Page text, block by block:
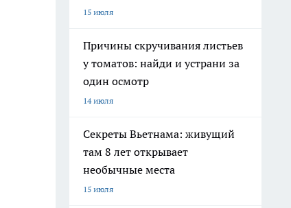
15 июля
Причины скручивания листьев
у томатов: найди и устрани за
один осмотр
14 июля
Секреты Вьетнама: живущий
там 8 лет открывает
необычные места
15 июля